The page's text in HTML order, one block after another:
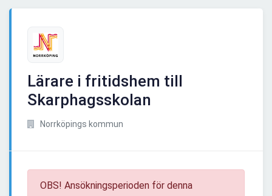
Lärare i fritidshem till
Skarphagsskolan
Norrköpings kommun
OBS! Ansökningsperioden för denna